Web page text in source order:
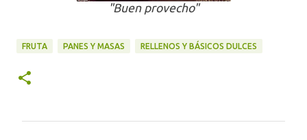
"Buen provecho"
FRUTA PANES Y MASAS RELLENOS Y BÁSICOS DULCES